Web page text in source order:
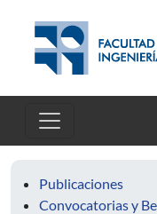
Publicaciones
Convocatorias y